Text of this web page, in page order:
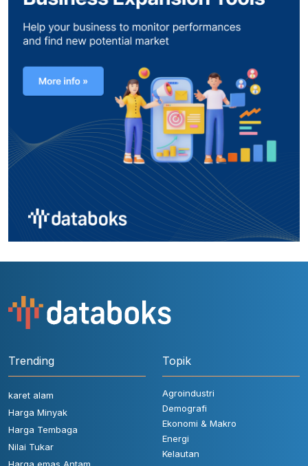
Trending
karet alam
Harga Minyak
Harga Tembaga
Nilai Tukar
Harga emas Antam
Topik
Agroindustri
Demografi
Ekonomi & Makro
Energi
Kelautan